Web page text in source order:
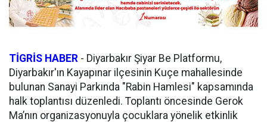
TİGRİS HABER - Diyarbakır Şiyar Be Platformu,
Diyarbakır'ın Kayapınar ilçesinin Kuçe mahallesinde
bulunan Sanayi Parkında "Rabin Hamlesi" kapsamında
halk toplantısı düzenledi. Toplantı öncesinde Gerok
Ma’nın organizasyonuyla çocuklara yönelik etkinlik